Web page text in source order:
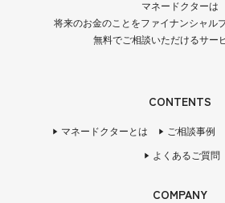
マネードクターは
将来のお金のことをファイナンシャル
無料でご相談いただけるサー
CONTENTS
マネードクターとは ご相談事例
よくあるご質問
COMPANY